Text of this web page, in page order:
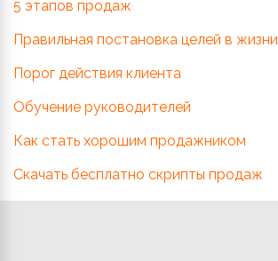
5 этапов продаж
Правильная постановка целей в жизни
Порог действия клиента
Обучение руководителей
Как стать хорошим продажником
Скачать бесплатно скрипты продаж